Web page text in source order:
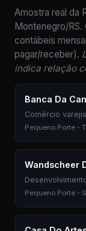
Amostra real da
Montenegro/RS.
contábeis
pagar/receber).
indica relação
Banca Da
Comércio
Pequeno Porte -
Wandscheer
Pequeno Porte -